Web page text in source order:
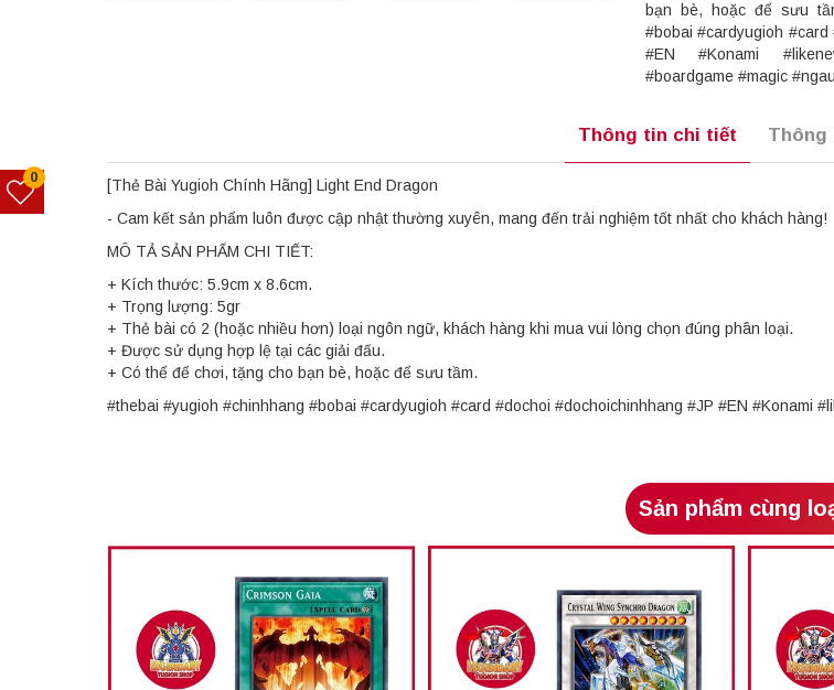
bạn bè, hoặc để sưu
#bobai #cardyugioh
#EN #Konami
#boardgame #magic
Thông tin chi tiết Thông
[Thẻ Bài Yugioh Chính Hãng] Light End Dragon
- Cam kết sản phẩm luôn được cập nhật thường xuyên, mang đến trải nghiệm tốt nhất cho khách hàng!
MÔ TẢ SẢN PHẨM CHI TIẾT:
+ Kích thước: 5.9cm x 8.6cm.
+ Trọng lượng: 5gr
+ Thẻ bài có 2 (hoặc nhiều hơn) loại ngôn ngữ, khách hàng khi mua vui lòng chọn đúng phân loại.
+ Được sử dụng hợp lệ tại các giải đấu.
+ Có thể để chơi, tặng cho bạn bè, hoặc để sưu tầm.
#thebai #yugioh #chinhhang #bobai #cardyugioh #card #dochoi #dochoichinhhang #JP #EN #Konami
Sản phẩm cùng
0